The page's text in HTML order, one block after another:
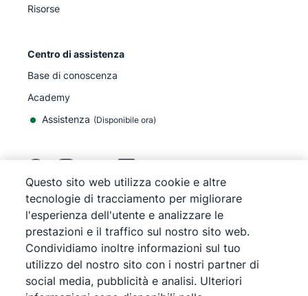
Risorse
Centro di assistenza
Base di conoscenza
Academy
Assistenza (Disponibile ora)
©2026Pipedrive
Pipedrive
Termini di servizio
Pipedrive
Informativa sulla privacy
Mappa del sito
Informativa sui cookie
Preferenze cookie
Questo sito web utilizza cookie e altre
tecnologie di tracciamento per migliorare
l'esperienza dell'utente e analizzare le
prestazioni e il traffico sul nostro sito web.
Condividiamo inoltre informazioni sul tuo
utilizzo del nostro sito con i nostri partner di
social media, pubblicità e analisi. Ulteriori